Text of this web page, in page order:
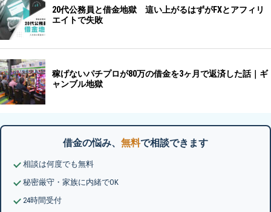
借金の悩み、 無料で相談できます
相談は何度でも無料
秘密厳守・家族に内緒でOK
24時間受付